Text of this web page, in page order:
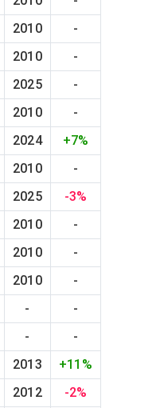
2010
-
2010
-
2025
-
2010
-
2024
+7%
2010
-
2025
-3%
2010
-
2010
-
2010
-
-
-
-
-
2013
+11%
2012
-2%